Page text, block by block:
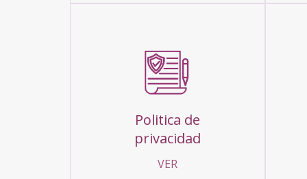
Politica de
privacidad
VER